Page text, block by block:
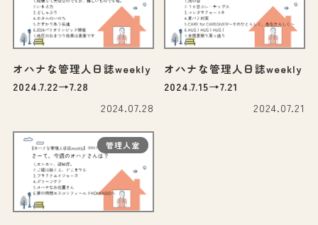
オハナな管理人日誌weekly
2024.7.22→7.28
2024.07.28
オハナな管理人日誌weekly
2024.7.15→7.21
2024.07.21
管理人室